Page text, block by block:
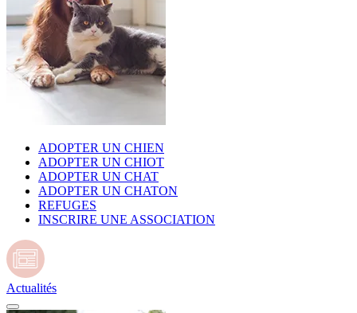
ADOPTER UN CHIEN
ADOPTER UN CHIOT
ADOPTER UN CHAT
ADOPTER UN CHATON
REFUGES
INSCRIRE UNE ASSOCIATION
Actualités